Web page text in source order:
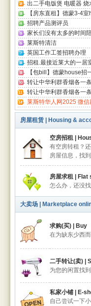
出二手电饭煲 电暖器 烧
【房东直租】德蒙3-4
招聘产品测评员
家长们没有太多的时间
莱斯特清洁
英国工作工签招聘办理
招租.最接近莱大的一居
【包bill】德蒙house招
转让中华利群香烟各一条
转让中华利群香烟各一条
莱斯特华人网2025 微信
房屋租赁 | Housing &
空房招租 |
有空房转租？
房屋信息，找
房屋求租 |
怎么办，还没
大卖场 | Marketplace
求购(买) | Buy
在为缺东少西
二手转让(卖) |
为您的闲置找
私家小铺 | E-
自己尝试一下